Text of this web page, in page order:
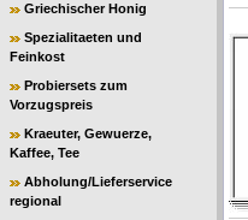
Griechischer Honig
Spezialitaeten und
Feinkost
Probiersets zum
Vorzugspreis
Kraeuter, Gewuerze,
Kaffee, Tee
Abholung/Lieferservice
regional